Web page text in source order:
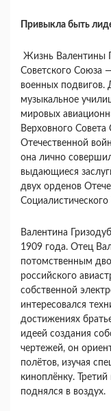
Привыкла быть
Жизнь Валентины
Советского Союза
военных подвигов.
музыкальное
мировых
Верховного
Отечественной
она лично
выдающиеся
двух орденов
Валентина
1909 года. Отец
потомственным
российского
собственной
интересовался
достижениях
идеей создания
чертежей, он
полётов, изучая
киноплёнку.
поднялся в воздух.